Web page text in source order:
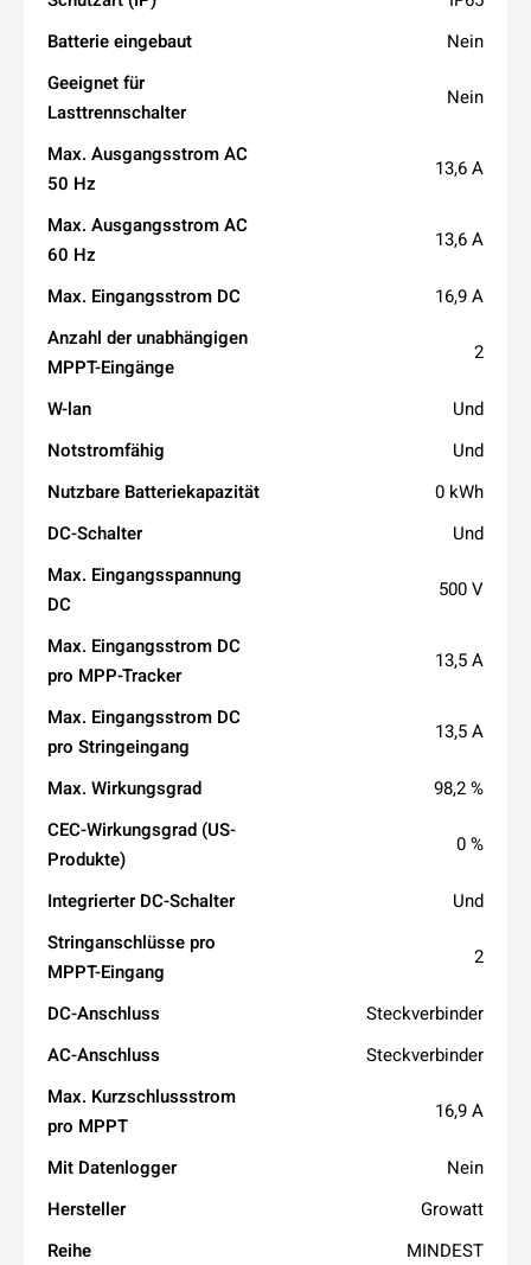
Batterie eingebaut
Nein
Geeignet für
Lasttrennschalter
Nein
Max. Ausgangsstrom AC
50 Hz
13,6 A
Max. Ausgangsstrom AC
60 Hz
13,6 A
Max. Eingangsstrom DC
16,9 A
Anzahl der unabhängigen
MPPT-Eingänge
2
W-lan
Und
Notstromfähig
Und
Nutzbare Batteriekapazität
0 kWh
DC-Schalter
Und
Max. Eingangsspannung
DC
500 V
Max. Eingangsstrom DC
pro MPP-Tracker
13,5 A
Max. Eingangsstrom DC
pro Stringeingang
13,5 A
Max. Wirkungsgrad
98,2 %
CEC-Wirkungsgrad (US-
Produkte)
0 %
Integrierter DC-Schalter
Und
Stringanschlüsse pro
MPPT-Eingang
2
DC-Anschluss
Steckverbinder
AC-Anschluss
Steckverbinder
Max. Kurzschlussstrom
pro MPPT
16,9 A
Mit Datenlogger
Nein
Hersteller
Growatt
Reihe
MINDEST